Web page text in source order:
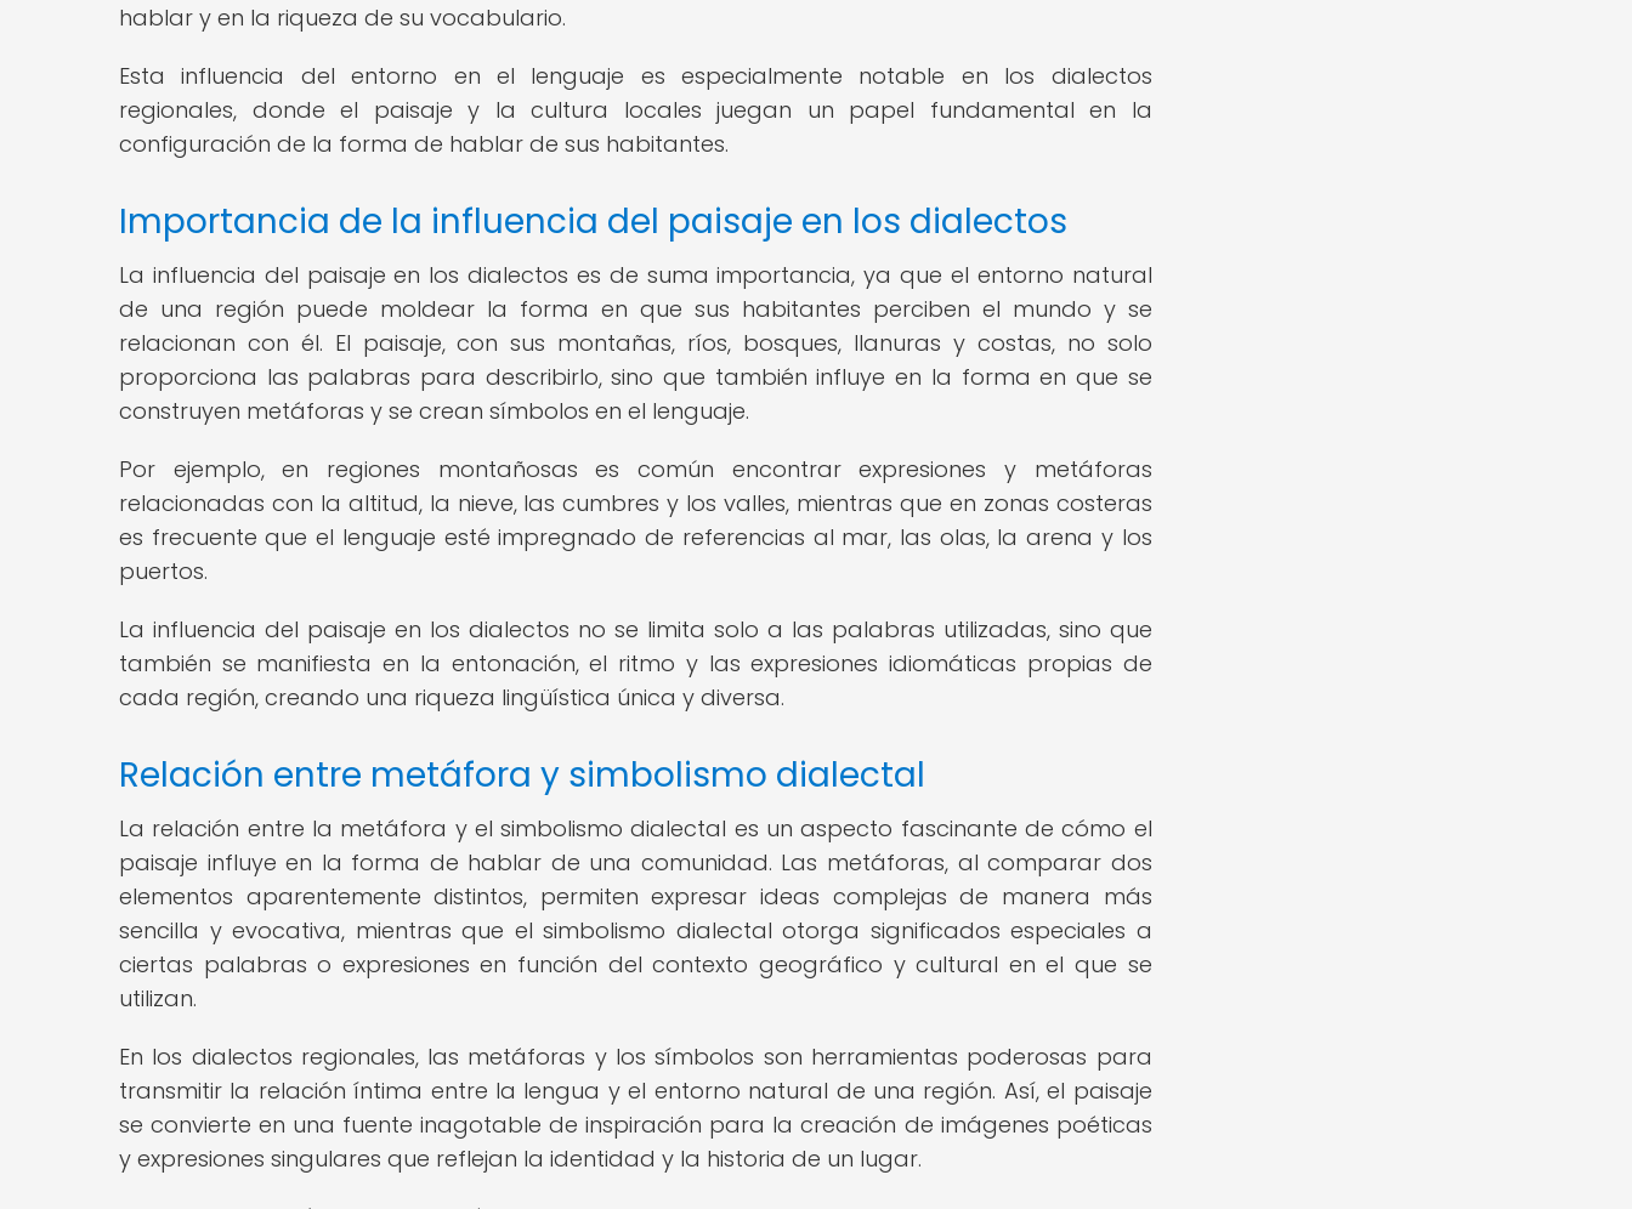
hablar y en la riqueza de su vocabulario.
Esta influencia del entorno en el lenguaje es especialmente notable en los dialectos
regionales, donde el paisaje y la cultura locales juegan un papel fundamental en la
configuración de la forma de hablar de sus habitantes.
Importancia de la influencia del paisaje en los dialectos
La influencia del paisaje en los dialectos es de suma importancia, ya que el entorno natural
de una región puede moldear la forma en que sus habitantes perciben el mundo y se
relacionan con él. El paisaje, con sus montañas, ríos, bosques, llanuras y costas, no solo
proporciona las palabras para describirlo, sino que también influye en la forma en que se
construyen metáforas y se crean símbolos en el lenguaje.
Por ejemplo, en regiones montañosas es común encontrar expresiones y metáforas
relacionadas con la altitud, la nieve, las cumbres y los valles, mientras que en zonas costeras
es frecuente que el lenguaje esté impregnado de referencias al mar, las olas, la arena y los
puertos.
La influencia del paisaje en los dialectos no se limita solo a las palabras utilizadas, sino que
también se manifiesta en la entonación, el ritmo y las expresiones idiomáticas propias de
cada región, creando una riqueza lingüística única y diversa.
Relación entre metáfora y simbolismo dialectal
La relación entre la metáfora y el simbolismo dialectal es un aspecto fascinante de cómo el
paisaje influye en la forma de hablar de una comunidad. Las metáforas, al comparar dos
elementos aparentemente distintos, permiten expresar ideas complejas de manera más
sencilla y evocativa, mientras que el simbolismo dialectal otorga significados especiales a
ciertas palabras o expresiones en función del contexto geográfico y cultural en el que se
utilizan.
En los dialectos regionales, las metáforas y los símbolos son herramientas poderosas para
transmitir la relación íntima entre la lengua y el entorno natural de una región. Así, el paisaje
se convierte en una fuente inagotable de inspiración para la creación de imágenes poéticas
y expresiones singulares que reflejan la identidad y la historia de un lugar.